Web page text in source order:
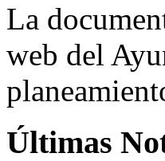
La
web del
Últimas